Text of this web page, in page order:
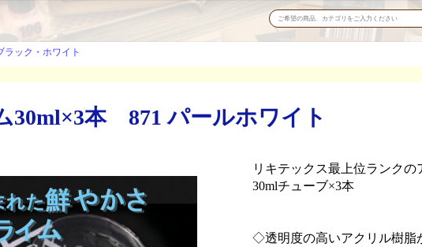
ラック・ホワイト
本 871 パールホワイト
リキテックス最上位ランクの
30mlチューブ×3本
◇透明度の高いアクリル樹脂